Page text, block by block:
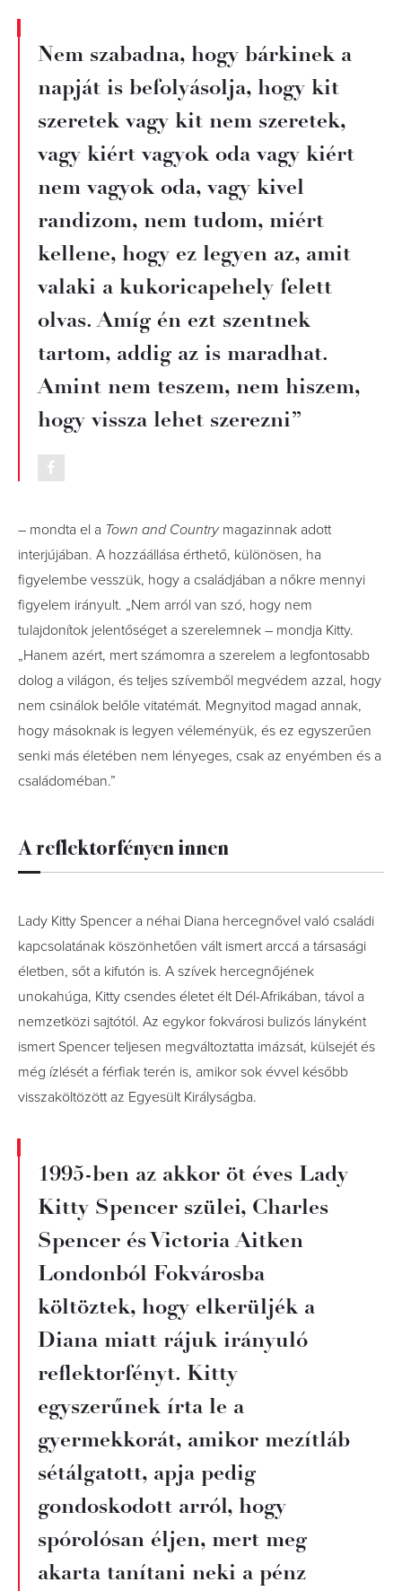
Nem szabadna, hogy bárkinek a
napját is befolyásolja, hogy kit
szeretek vagy kit nem szeretek,
vagy kiért vagyok oda vagy kiért
nem vagyok oda, vagy kivel
randizom, nem tudom, miért
kellene, hogy ez legyen az, amit
valaki a kukoricapehely felett
olvas. Amíg én ezt szentnek
tartom, addig az is maradhat.
Amint nem teszem, nem hiszem,
hogy vissza lehet szerezni”
– mondta el a Town and Countrymagazinnak adott
interjújában. A hozzáállása érthető, különösen, ha
figyelembe vesszük, hogy a családjában a nőkre mennyi
figyelem irányult. „Nem arról van szó, hogy nem
tulajdonítok jelentőséget a szerelemnek – mondja Kitty.
„Hanem azért, mert számomra a szerelem a legfontosabb
dolog a világon, és teljes szívemből megvédem azzal, hogy
nem csinálok belőle vitatémát. Megnyitod magad annak,
hogy másoknak is legyen véleményük, és ez egyszerűen
senki más életében nem lényeges, csak az enyémben és a
családoméban.”
A reflektorfényen innen
Lady Kitty Spencer a néhai Diana hercegnővel való családi
kapcsolatának köszönhetően vált ismert arccá a társasági
életben, sőt a kifutón is. A szívek hercegnőjének
unokahúga, Kitty csendes életet élt Dél-Afrikában, távol a
nemzetközi sajtótól. Az egykor fokvárosi bulizós lányként
ismert Spencer teljesen megváltoztatta imázsát, külsejét és
még ízlését a férfiak terén is, amikor sok évvel később
visszaköltözött az Egyesült Királyságba.
1995-ben az akkor öt éves Lady
Kitty Spencer szülei, Charles
Spencer és Victoria Aitken
Londonból Fokvárosba
költöztek, hogy elkerüljék a
Diana miatt rájuk irányuló
reflektorfényt. Kitty
egyszerűnek írta le a
gyermekkorát, amikor mezítláb
sétálgatott, apja pedig
gondoskodott arról, hogy
spórolósan éljen, mert meg
akarta tanítani neki a pénz